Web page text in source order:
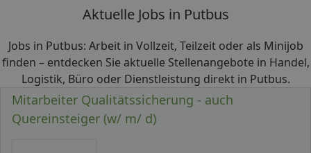
Aktuelle Jobs in Putbus
Jobs in Putbus: Arbeit in Vollzeit, Teilzeit oder als Minijob
finden – entdecken Sie aktuelle Stellenangebote in Handel,
Logistik, Büro oder Dienstleistung direkt in Putbus.
Mitarbeiter Qualitätssicherung - auch
Quereinsteiger (w/ m/ d)